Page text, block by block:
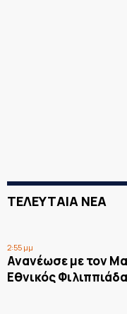
ΤΕΛΕΥΤΑΙΑ ΝΕΑ
2:55 μμ
Ανανέωσε με τον
Εθνικός